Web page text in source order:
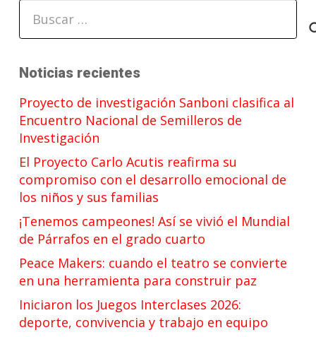
Noticias recientes
Proyecto de investigación Sanboni clasifica al
Encuentro Nacional de Semilleros de
Investigación
El Proyecto Carlo Acutis reafirma su
compromiso con el desarrollo emocional de
los niños y sus familias
¡Tenemos campeones! Así se vivió el Mundial
de Párrafos en el grado cuarto
Peace Makers: cuando el teatro se convierte
en una herramienta para construir paz
Iniciaron los Juegos Interclases 2026:
deporte, convivencia y trabajo en equipo